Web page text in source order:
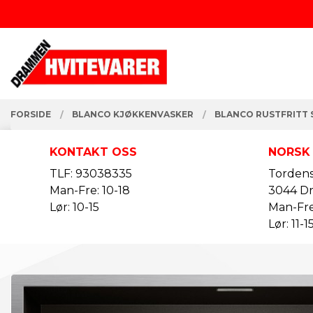
til
innholdet
PRODUKTER
FORSIDE BLANCO KJØKKENVASKER BLANCO RUSTFRITT
KONTAKT OSS
TLF: 93038335
Man-Fre: 10-18
Lør: 10-15
3044
Man-
Lør: 11-